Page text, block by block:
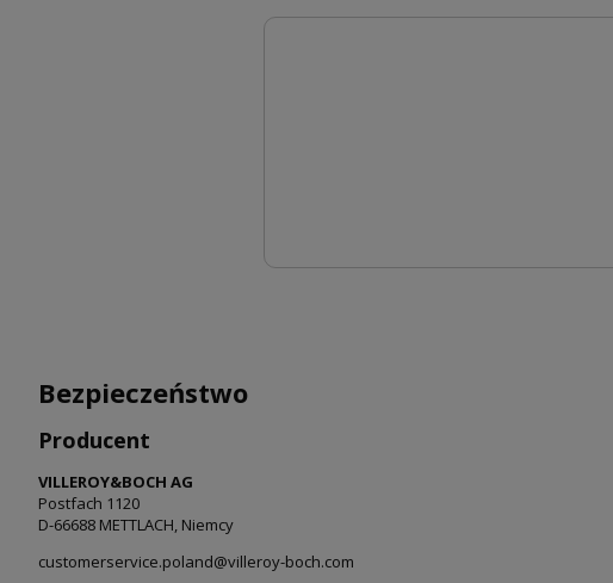
Bezpieczeństwo
Producent
VILLEROY&BOCH AG
Postfach 1120
D-66688 METTLACH, Niemcy
customerservice.poland@villeroy-boch.com